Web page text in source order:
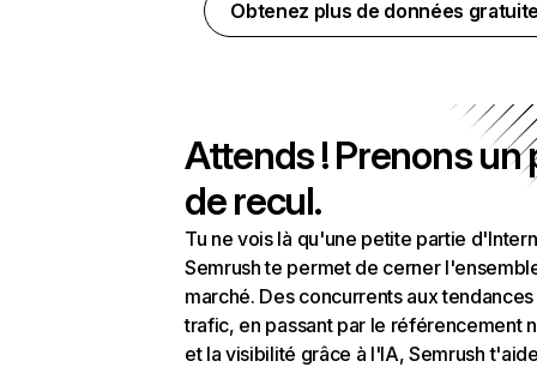
Obtenez plus de données
Attends ! Prenons un
de recul.
Tu ne vois là qu'une petite partie
Semrush te permet de cerner
marché. Des concurrents aux
trafic, en passant par le référencement
et la visibilité grâce à l'IA, Semrush